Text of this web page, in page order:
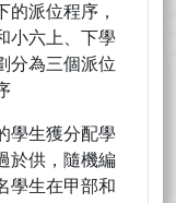
的派位程序，
小六上、下學
分為三個派位
學生獲分配學
於供，隨機編
學生在甲部和